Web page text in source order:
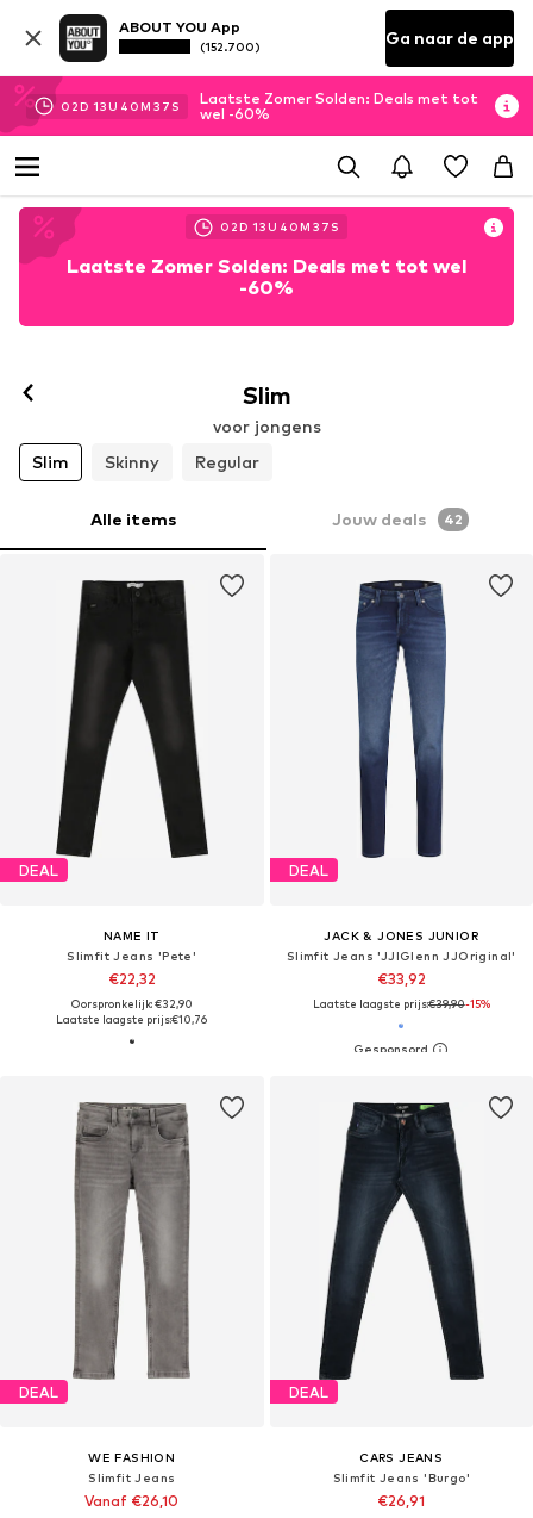
ABOUT YOU App
(152.700) Ga naar de app
02D 13U 40M 35 S
Laatste Zomer Solden: Deals met tot
wel -60%
02D 13U 40M 35 S
Laatste Zomer Solden: Deals met tot wel
-60%
Slim
voor jongens
Slim
Skinny Regular
Alle items Jouw deals 42
DEAL
NAME IT
Slimfit Jeans 'Pete'
€22,32
Oorspronkelijk: €32,90
Laatste laagste prijs:€10,76
DEAL
JACK & JONES JUNIOR
Slimfit Jeans 'JJIGlenn JJOriginal'
€33,92
Laatste laagste prijs:€39,90-15%
DEAL
WE FASHION
Slimfit Jeans
Vanaf €26,10
DEAL
CARS JEANS
Slimfit Jeans 'Burgo'
€26,91